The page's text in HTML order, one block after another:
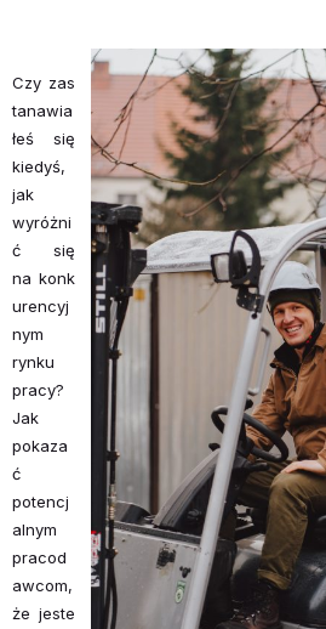
Czy zas
tanawia
łeś się
kiedyś,
jak
wyróżni
ć się
na konk
urencyj
nym
rynku
pracy?
Jak
pokaza
ć
potencj
alnym
pracod
awcom,
że jeste